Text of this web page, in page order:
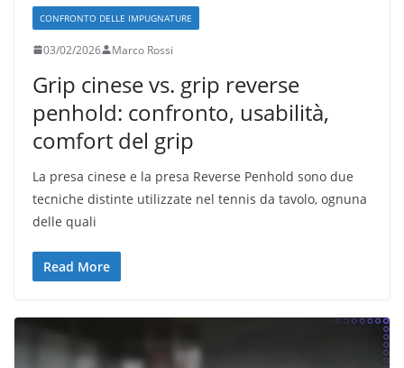
CONFRONTO DELLE IMPUGNATURE
03/02/2026 Marco Rossi
Grip cinese vs. grip reverse
penhold: confronto, usabilità,
comfort del grip
La presa cinese e la presa Reverse Penhold sono due
tecniche distinte utilizzate nel tennis da tavolo, ognuna
delle quali
Read More